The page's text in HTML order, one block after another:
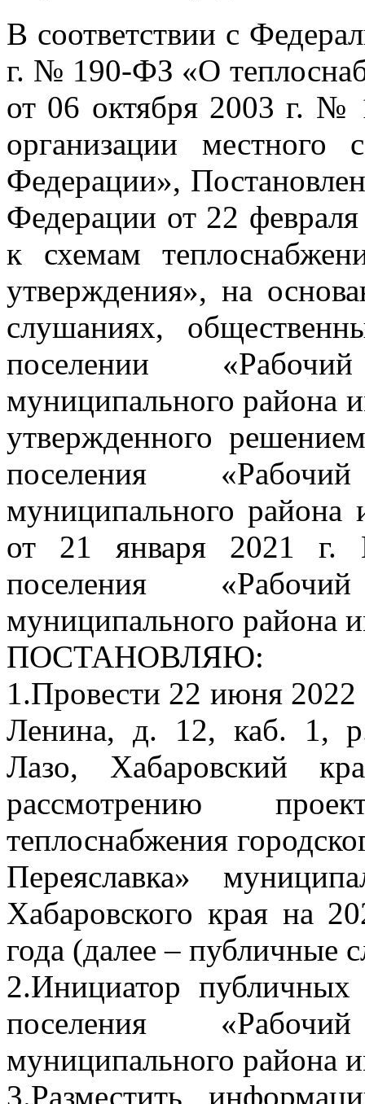
В соответствии с
г. № 190-ФЗ «О
от 06 октября 2003 г.
организации местного
Федерации»,
Федерации от 22
к схемам
утверждения», на
слушаниях,
поселении
муниципального района
утвержденного
поселения
муниципального района
от 21 января 2021 г.
поселения
муниципального района
ПОСТАНОВЛЯЮ:
1.Провести 22 июня 2022
Ленина, д. 12, каб. 1,
Лазо, Хабаровский
рассмотрению
теплоснабжения
Переяславка»
Хабаровского края на
года (далее – публичные
2.Инициатор публичных
поселения
муниципального района
3.Разместить